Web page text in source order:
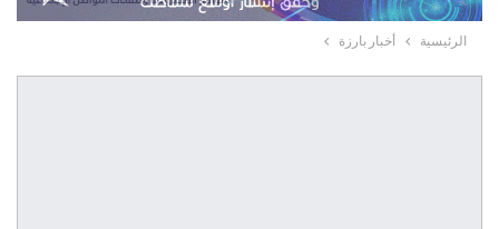
الرئيسية أخبار بارزة